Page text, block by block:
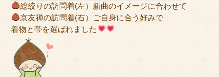
プライバシーポリシー
サイトマップ
総絞りの訪問着(左）新曲のイメージに合わせて
京友禅の訪問着(右）ご自身に合う好みで
着物と帯を選ばれました